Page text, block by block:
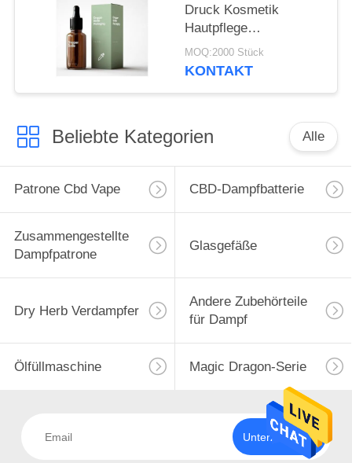
Druck Kosmetik
Hautpflege
Wasserlotion Serum
Geschenkverpackung
MOQ:2000 Stück
KONTAKT
Beliebte Kategorien Alle
Patrone Cbd Vape CBD-Dampfbatterie
Zusammengestellte
Dampfpatrone
Glasgefäße
Dry Herb Verdampfer
Andere Zubehörteile
für Dampf
Ölfüllmaschine Magic Dragon-Serie
Unterzeichnen